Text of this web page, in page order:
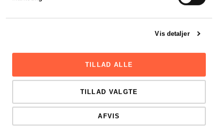
Vis detaljer
TILLAD ALLE
TILLAD VALGTE
AFVIS